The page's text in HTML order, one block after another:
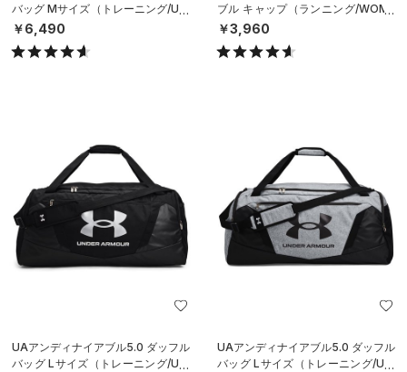
バッグ Mサイズ（トレーニング/UNI
SEX）
￥6,490
ブル キャップ（ランニング/WOME
N）
￥3,960
UAアンディナイアブル5.0 ダッフル
バッグ Lサイズ（トレーニング/UNI
UAアンディナイアブル5.0 ダッフル
バッグ Lサイズ（トレーニング/UNI